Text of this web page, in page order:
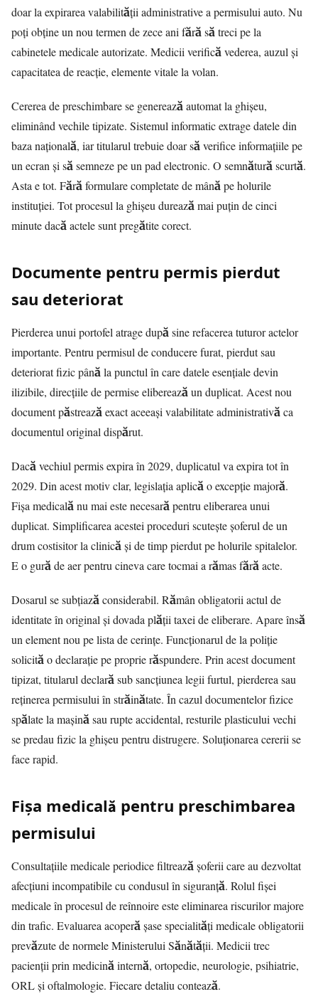
doar la expirarea valabilității administrative a permisului auto. Nu
poți obține un nou termen de zece ani fără să treci pe la
cabinetele medicale autorizate. Medicii verifică vederea, auzul și
capacitatea de reacție, elemente vitale la volan.
Cererea de preschimbare se generează automat la ghișeu,
eliminând vechile tipizate. Sistemul informatic extrage datele din
baza națională, iar titularul trebuie doar să verifice informațiile pe
un ecran și să semneze pe un pad electronic. O semnătură scurtă.
Asta e tot. Fără formulare completate de mână pe holurile
instituției. Tot procesul la ghișeu durează mai puțin de cinci
minute dacă actele sunt pregătite corect.
Documente pentru permis pierdut
sau deteriorat
Pierderea unui portofel atrage după sine refacerea tuturor actelor
importante. Pentru permisul de conducere furat, pierdut sau
deteriorat fizic până la punctul în care datele esențiale devin
ilizibile, direcțiile de permise eliberează un duplicat. Acest nou
document păstrează exact aceeași valabilitate administrativă ca
documentul original dispărut.
Dacă vechiul permis expira în 2029, duplicatul va expira tot în
2029. Din acest motiv clar, legislația aplică o excepție majoră.
Fișa medicală nu mai este necesară pentru eliberarea unui
duplicat. Simplificarea acestei proceduri scutește șoferul de un
drum costisitor la clinică și de timp pierdut pe holurile spitalelor.
E o gură de aer pentru cineva care tocmai a rămas fără acte.
Dosarul se subțiază considerabil. Rămân obligatorii actul de
identitate în original și dovada plății taxei de eliberare. Apare însă
un element nou pe lista de cerințe. Funcționarul de la poliție
solicită o declarație pe proprie răspundere. Prin acest document
tipizat, titularul declară sub sancțiunea legii furtul, pierderea sau
reținerea permisului în străinătate. În cazul documentelor fizice
spălate la mașină sau rupte accidental, resturile plasticului vechi
se predau fizic la ghișeu pentru distrugere. Soluționarea cererii se
face rapid.
Fișa medicală pentru preschimbarea
permisului
Consultațiile medicale periodice filtrează șoferii care au dezvoltat
afecțiuni incompatibile cu condusul în siguranță. Rolul fișei
medicale în procesul de reînnoire este eliminarea riscurilor majore
din trafic. Evaluarea acoperă șase specialități medicale obligatorii
prevăzute de normele Ministerului Sănătății. Medicii trec
pacienții prin medicină internă, ortopedie, neurologie, psihiatrie,
ORL și oftalmologie. Fiecare detaliu contează.